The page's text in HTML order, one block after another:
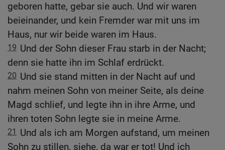
geboren hatte, gebar sie auch. Und wir waren
beieinander, und kein Fremder war mit uns im
Haus, nur wir beide waren im Haus.
19 Und der Sohn dieser Frau starb in der Nacht;
denn sie hatte ihn im Schlaf erdrückt.
20 Und sie stand mitten in der Nacht auf und
nahm meinen Sohn von meiner Seite, als deine
Magd schlief, und legte ihn in ihre Arme, und
ihren toten Sohn legte sie in meine Arme.
21
Und als ich am Morgen aufstand, um meinen
Sohn zu stillen, siehe, da war er tot! Und ich